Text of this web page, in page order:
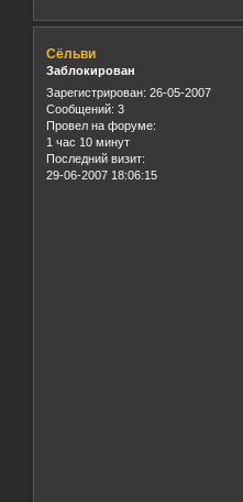
Сёльви
Заблокирован
Зарегистрирован: 26-05-2007
Сообщений: 3
Провел на форуме:
1 час 10 минут
Последний визит:
29-06-2007 18:06:15